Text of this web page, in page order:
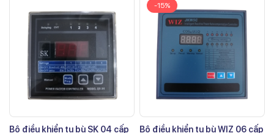
Bộ điều khiển tụ bù SK 04 cấp
-15%
Bộ điều khiển tụ bù WIZ 06 cấp